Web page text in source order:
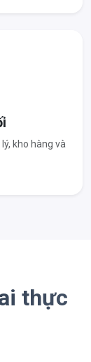
kho hàng và
thực